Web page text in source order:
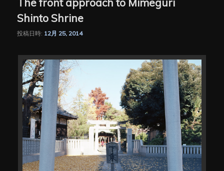
Shinto Shrine
投稿日時: 12月 25, 2014